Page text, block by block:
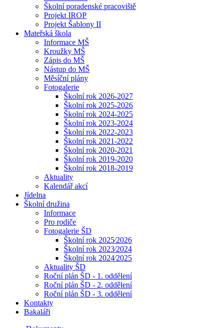
Školní poradenské pracoviště
Projekt IROP
Projekt Šablony II
Mateřská škola
Informace MŠ
Kroužky MŠ
Zápis do MŠ
Nástup do MŠ
Měsíční plány
Fotogalerie
Školní rok 2026-2027
Školní rok 2025-2026
Školní rok 2024-2025
Školní rok 2023-2024
Školní rok 2022-2023
Školní rok 2021-2022
Školní rok 2020-2021
Školní rok 2019-2020
Školní rok 2018-2019
Aktuality
Kalendář akcí
Jídelna
Školní družina
Informace
Pro rodiče
Fotogalerie ŠD
Školní rok 2025⁄2026
Školní rok 2023⁄2024
Školní rok 2024⁄2025
Aktuality ŠD
Roční plán ŠD - 1. oddělení
Roční plán ŠD - 2. oddělení
Roční plán ŠD - 3. oddělení
Kontakty
Bakaláři